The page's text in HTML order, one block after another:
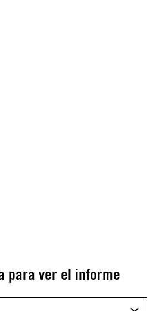
para ver el informe